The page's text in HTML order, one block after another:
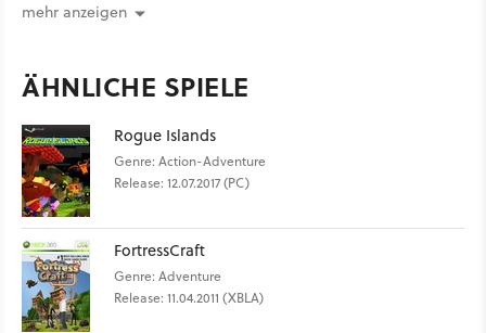
mehr anzeigen
ÄHNLICHE SPIELE
Rogue Islands
Genre: Action-Adventure
Release: 12.07.2017 (PC)
FortressCraft
Genre: Adventure
Release: 11.04.2011 (XBLA)